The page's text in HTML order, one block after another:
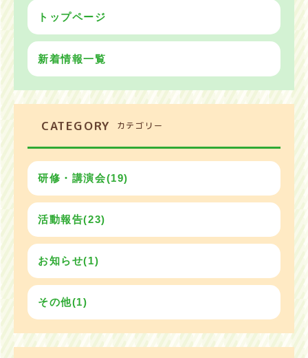
トップページ
新着情報一覧
CATEGORY カテゴリー
研修・講演会(19)
活動報告(23)
お知らせ(1)
その他(1)